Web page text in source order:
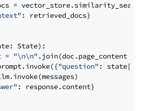
=
: retrieved_docs}
State):
=
"\n\n" .join(doc.page_content
"question" : state[
: response.content}